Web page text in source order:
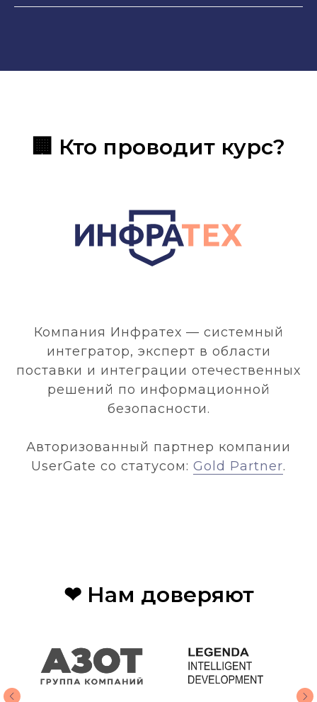
🏢 Кто проводит курс?
Компания Инфратех — системный
интегратор, эксперт в области
поставки и интеграции отечественных
решений по информационной
безопасности.
Авторизованный партнер компании
UserGate со статусом: Gold Partner.
❤ Нам доверяют